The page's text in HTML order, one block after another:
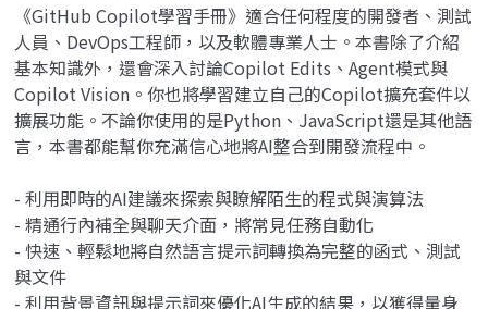
《GitHub Copilot學習手冊》適合任何程度的開發者、測試
人員、DevOps工程師，以及軟體專業人士。本書除了介紹
基本知識外，還會深入討論Copilot Edits、Agent模式與
Copilot Vision。你也將學習建立自己的Copilot擴充套件以
擴展功能。不論你使用的是Python、JavaScript還是其他語
言，本書都能幫你充滿信心地將AI整合到開發流程中。
- 利用即時的AI建議來探索與瞭解陌生的程式與演算法
- 精通行內補全與聊天介面，將常見任務自動化
- 快速、輕鬆地將自然語言提示詞轉換為完整的函式、測試
與文件
- 利用背景資訊與提示詞來優化AI生成的結果，以獲得量身